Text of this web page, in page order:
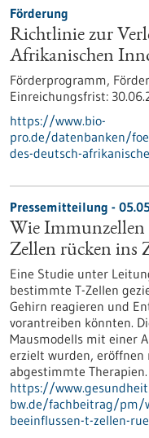
Förderung
Richtlinie zur
Afrikanischen
Förderprogramm,
Einreichungsfrist:
https://www.bio-
pro.de/datenbanken/
des-deutsch-
Pressemitteilung -
Wie Immunzellen
Zellen rücken ins
Eine Studie unter
bestimmte T-Zellen
Gehirn reagieren und
vorantreiben könnten.
Mausmodells mit einer
erzielt wurden, eröffnen
abgestimmte Therapien.
https://
bw.de/fachbeitrag/pm/
beeinflussen-t-zellen-